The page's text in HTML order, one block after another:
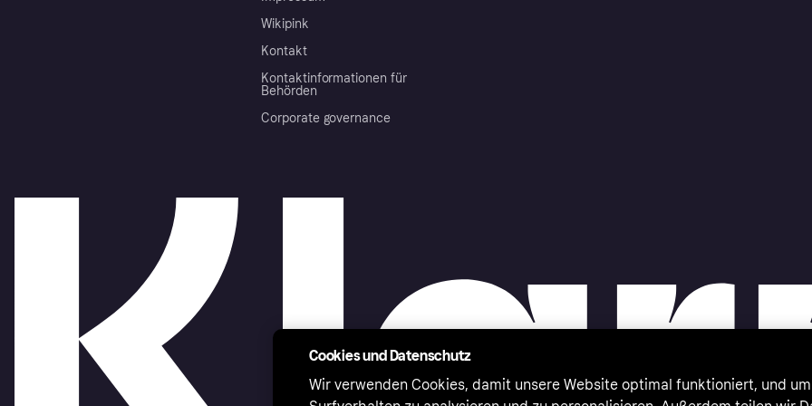
Wikipink
Kontakt
Kontaktinformationen für
Behörden
Corporate governance
Cookies und Datenschutz
Wir verwenden Cookies, damit unsere Website optimal funktioniert, und